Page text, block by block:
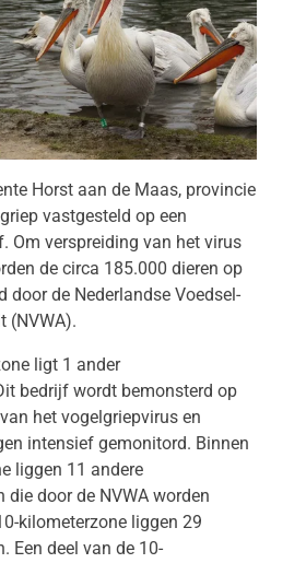
Horst aan de Maas, provincie
vastgesteld op een
Om verspreiding van het virus
de circa 185.000 dieren op
door de Nederlandse Voedsel-
(NVWA).
ligt 1 ander
bedrijf wordt bemonsterd op
het vogelgriepvirus en
intensief gemonitord. Binnen
liggen 11 andere
die door de NVWA worden
kilometerzone liggen 29
Een deel van de 10-